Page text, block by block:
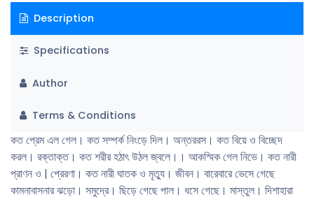
Description
Specifications
Author
Terms & Conditions
কত প্রেম এল গেল। কত সম্পর্ক নিংড়ে দিল। অন্তররস। কত বিয়ে ও বিচ্ছেদ
করল। রক্তাক্ত। কত শরীর হঠাৎ উঠল জ্বলে।। আকস্মিক গেল নিভে। কত নারী
প্রাণন ও | প্রেরণা। কত নারী ঘাতক ও মৃত্যু। জীবন। বারেবারে ভেসে গেছে
কামনাবাসনার ঝড়াে। সমুদ্রে। ছিড়ে গেছে পাল। ধসে গেছে। মাস্তুল। দিশাহারা